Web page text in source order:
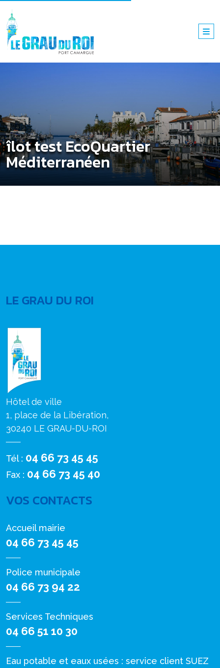
îlot test EcoQuartier
Méditerranéen
LE GRAU DU ROI
Hôtel de ville
1, place de la Libération,
30240 LE GRAU-DU-ROI
Tél : 04 66 73 45 45
Fax : 04 66 73 45 40
VOS CONTACTS
Accueil mairie
04 66 73 45 45
Police municipale
04 66 73 94 22
Services Techniques
04 66 51 10 30
Eau potable et eaux usées : service client SUEZ